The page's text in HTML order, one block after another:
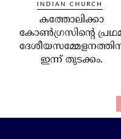
INDIAN CHURCH
കത്തോലിക്കാ
കോണ്‍ഗ്രസിന്റെ
ഇന്ന് തുടക്കം.